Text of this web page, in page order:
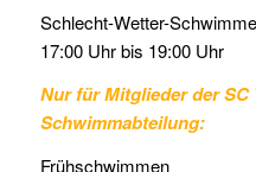
Schlecht-Wetter-
17:00 Uhr bis 19:00 Uhr
Nur für Mitglieder der SC
Schwimmabteilung:
Frühschwimmen